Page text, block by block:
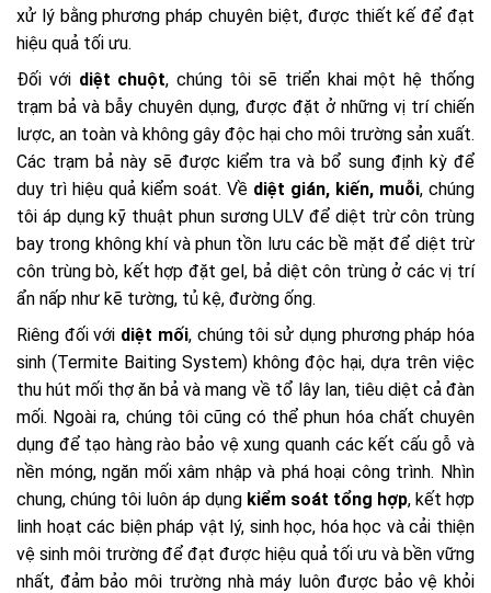
xử lý bằng phương pháp chuyên biệt, được thiết kế để đạt
hiệu quả tối ưu.
Đối với diệt chuột, chúng tôi sẽ triển khai một hệ thống
trạm bả và bẫy chuyên dụng, được đặt ở những vị trí chiến
lược, an toàn và không gây độc hại cho môi trường sản xuất.
Các trạm bả này sẽ được kiểm tra và bổ sung định kỳ để
duy trì hiệu quả kiểm soát. Về diệt gián, kiến, muỗi, chúng
tôi áp dụng kỹ thuật phun sương ULV để diệt trừ côn trùng
bay trong không khí và phun tồn lưu các bề mặt để diệt trừ
côn trùng bò, kết hợp đặt gel, bả diệt côn trùng ở các vị trí
ẩn nấp như kẽ tường, tủ kệ, đường ống.
Riêng đối với diệt mối, chúng tôi sử dụng phương pháp hóa
sinh (Termite Baiting System) không độc hại, dựa trên việc
thu hút mối thợ ăn bả và mang về tổ lây lan, tiêu diệt cả đàn
mối. Ngoài ra, chúng tôi cũng có thể phun hóa chất chuyên
dụng để tạo hàng rào bảo vệ xung quanh các kết cấu gỗ và
nền móng, ngăn mối xâm nhập và phá hoại công trình. Nhìn
chung, chúng tôi luôn áp dụng kiểm soát tổng hợp, kết hợp
linh hoạt các biện pháp vật lý, sinh học, hóa học và cải thiện
vệ sinh môi trường để đạt được hiệu quả tối ưu và bền vững
nhất, đảm bảo môi trường nhà máy luôn được bảo vệ khỏi